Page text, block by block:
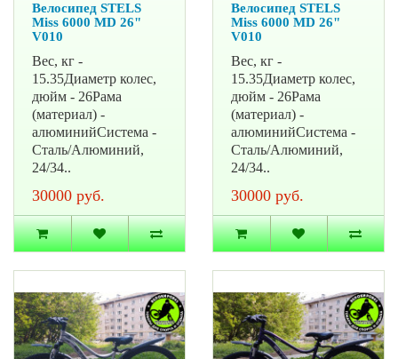
Велосипед STELS
Miss 6000 MD 26"
V010
Вес, кг -
15.35Диаметр колес,
дюйм - 26Рама
(материал) -
алюминийСистема -
Сталь/Алюминий,
24/34..
30000 руб.
Велосипед STELS
Miss 6000 MD 26"
V010
Вес, кг -
15.35Диаметр колес,
дюйм - 26Рама
(материал) -
алюминийСистема -
Сталь/Алюминий,
24/34..
30000 руб.